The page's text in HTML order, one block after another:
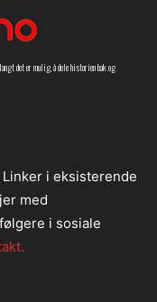
det er mulig, å dele historien bak og
i eksisterende
med
i sosiale